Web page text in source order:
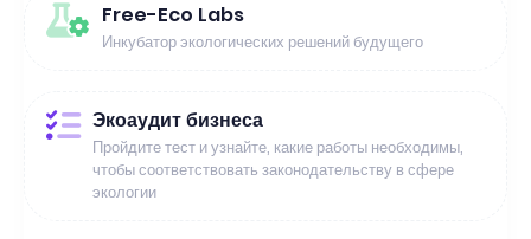
Free-Eco Labs
Инкубатор экологических решений будущего
Экоаудит бизнеса
Пройдите тест и узнайте, какие работы необходимы,
чтобы соответствовать законодательству в сфере
экологии